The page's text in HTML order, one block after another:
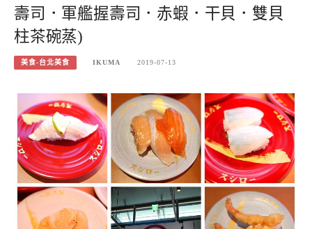
壽司．軍艦握壽司．赤蝦．干貝．雙貝
柱茶碗蒸)
美食-台北美食 IKUMA 2019-07-13